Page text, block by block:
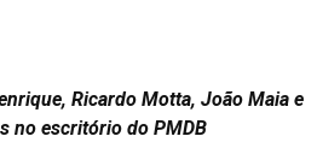
Ricardo Motta, João Maia e
no escritório do PMDB